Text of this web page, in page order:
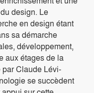
design. Le
en design étant
sa démarche
développement,
aux étages de la
par Claude Lévi-
se succèdent